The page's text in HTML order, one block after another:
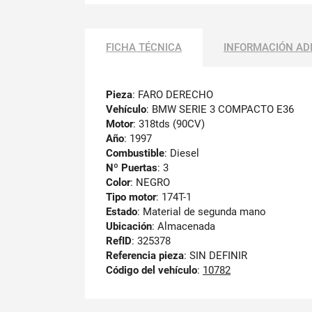
FICHA TÉCNICA INFORMACIÓN
Pieza: FARO DERECHO
Vehículo: BMW SERIE 3 COMPACTO E36
Motor: 318tds (90CV)
Año: 1997
Combustible: Diesel
Nº Puertas: 3
Color: NEGRO
Tipo motor: 174T-1
Estado: Material de segunda mano
Ubicación: Almacenada
RefID: 325378
Referencia pieza: SIN DEFINIR
Código del vehículo: 10782